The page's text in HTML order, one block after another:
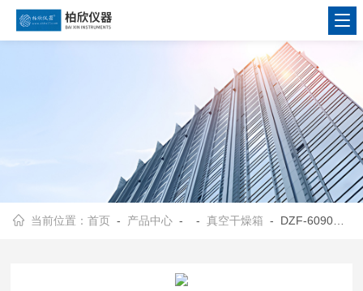
当前位置：首页 - 产品中心 - -真空干燥箱 - DZF-6090（立式）真空干燥箱、DZF-6090（立式）